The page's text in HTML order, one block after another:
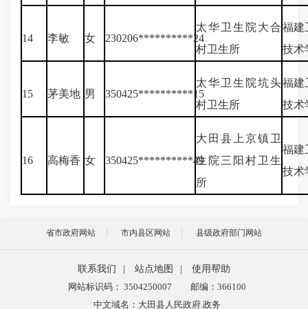
14 李敏 女 230206**********24
太华卫生院大合
村卫生所
福建
技术
15 茅美地 男 350425**********15
太华卫生院坑头
村卫生所
福建
技术
16 高梅香 女 350425**********49
大田县上京镇卫
生院三阳村卫生
所
福建
技术
省市政府网站 市内县区网站 县级政府部门网站
联系我们 站点地图
使用帮助
网站标识码： 3504250007
邮编：366100
中文域名：大田县人民政府.政务